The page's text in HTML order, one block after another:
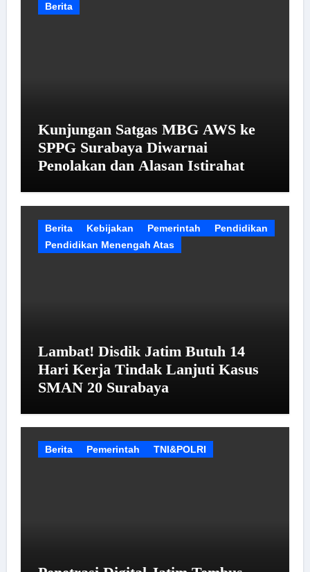
Berita
Kunjungan Satgas MBG AWS ke
SPPG Surabaya Diwarnai
Penolakan dan Alasan Istirahat
Berita Kebijakan Pemerintah
Pendidikan
Pendidikan Menengah Atas
Lambat! Disdik Jatim Butuh 14
Hari Kerja Tindak Lanjuti Kasus
SMAN 20 Surabaya
Berita Pemerintah TNI&POLRI